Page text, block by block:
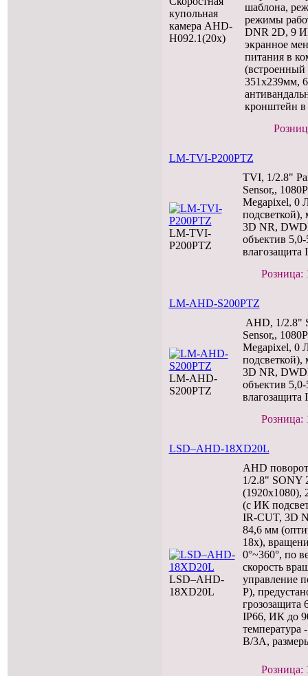
купольная
камера AHD-
H092.1(20x)
шаблона,
режимы
DNR 2D, 9
экранное
питания в
(встроенный
351х239мм,
кронштейн в
LM-TVI-P200PTZ
LM-TVI-
P200PTZ
TVI, 1/2.8"
Sensor,,
Megapixel, 0
подсветкой),
3D NR,
объектив
Розница:
LM-AHD-S200PTZ
LM-AHD-
S200PTZ
AHD, 1/2.8"
Sensor,,
Megapixel, 0
подсветкой),
3D NR,
объектив
Розница:
LSD–AHD-18XD20L
LSD–AHD-
18XD20L
AHD
1/2.8" SONY
(1920x1080),
(c ИК
IR-CUT, 3D
84,6 мм
18х),
0°~360°, по
скорость
управление
P),
грозозащита
IP66, ИК до
В/3A,
Розница: